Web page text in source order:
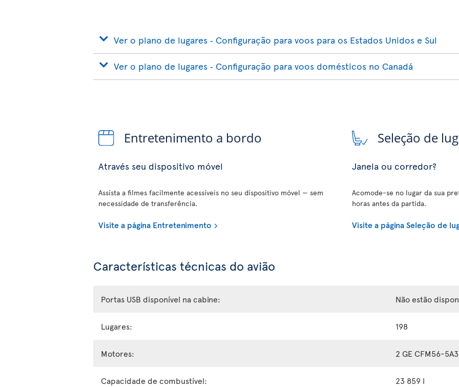
Ver o plano de lugares ‐ Configuração para voos para os Estados Unidos e Sul
Ver o plano de lugares ‐ Configuração para voos domésticos no Canadá
Entretenimento a bordo
Através seu dispositivo móvel
Assista a filmes facilmente acessíveis no seu dispositivo móvel — sem
necessidade de transferência.
Visite a página Entretenimento
Seleção de
Janela ou corredor?
Acomode-se no lugar da sua
horas antes da partida.
Visite a página Seleção de
Características técnicas do avião
Portas USB disponível na cabine: Não estão
Lugares: 198
Motores: 2 GE CFM56-5A3
Capacidade de combustível: 23 859 l